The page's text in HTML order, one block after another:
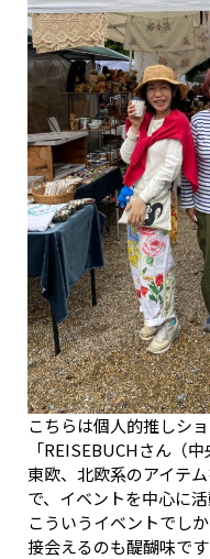
こちらは個人的推しシ
「REISEBUCHさん（中
東欧、北欧系のアイテ
で、イベントを中心に活
こういうイベントでし
接会えるのも醍醐味です